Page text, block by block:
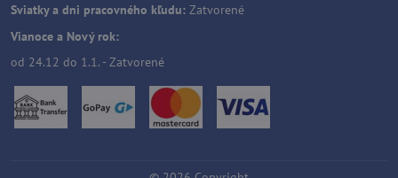
Sviatky a dni pracovného kľudu: Zatvorené
Vianoce a Nový rok:
od 24.12 do 1.1. - Zatvorené